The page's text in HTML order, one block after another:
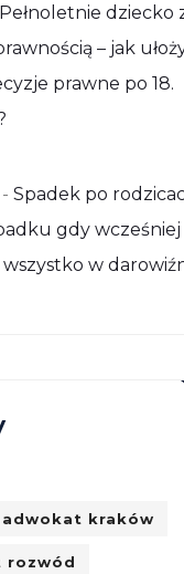
Pełnoletnie dziecko
– jak
prawne po 18.
-Spadek po
gdy wcześniej
w
adwokat kraków
rozwód